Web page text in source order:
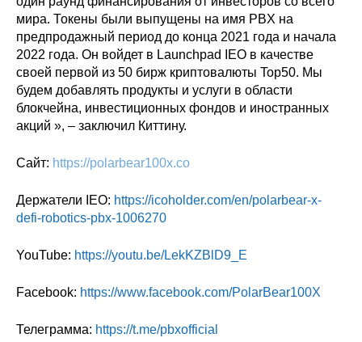
мира. Токены были выпущены на имя PBX на
предпродажный период до конца 2021 года и начала
2022 года. Он войдет в Launchpad IEO в качестве
своей первой из 50 бирж криптовалюты Top50. Мы
будем добавлять продукты и услуги в области
блокчейна, инвестиционных фондов и иностранных
акций », – заключил Киттину.
Сайт: https://polarbear100x.co
Держатели IEO: https://icoholder.com/en/polarbear-x-
defi-robotics-pbx-1006270
YouTube: https://youtu.be/LekKZBlD9_E
Facebook: https://www.facebook.com/PolarBear100X
Телеграмма: https://t.me/pbxofficial